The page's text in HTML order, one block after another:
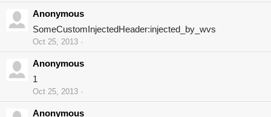
Anonymous
SomeCustomInjectedHeader:injected_by_wvs
Oct 25, 2013
Anonymous
1
Oct 25, 2013
Anonymous